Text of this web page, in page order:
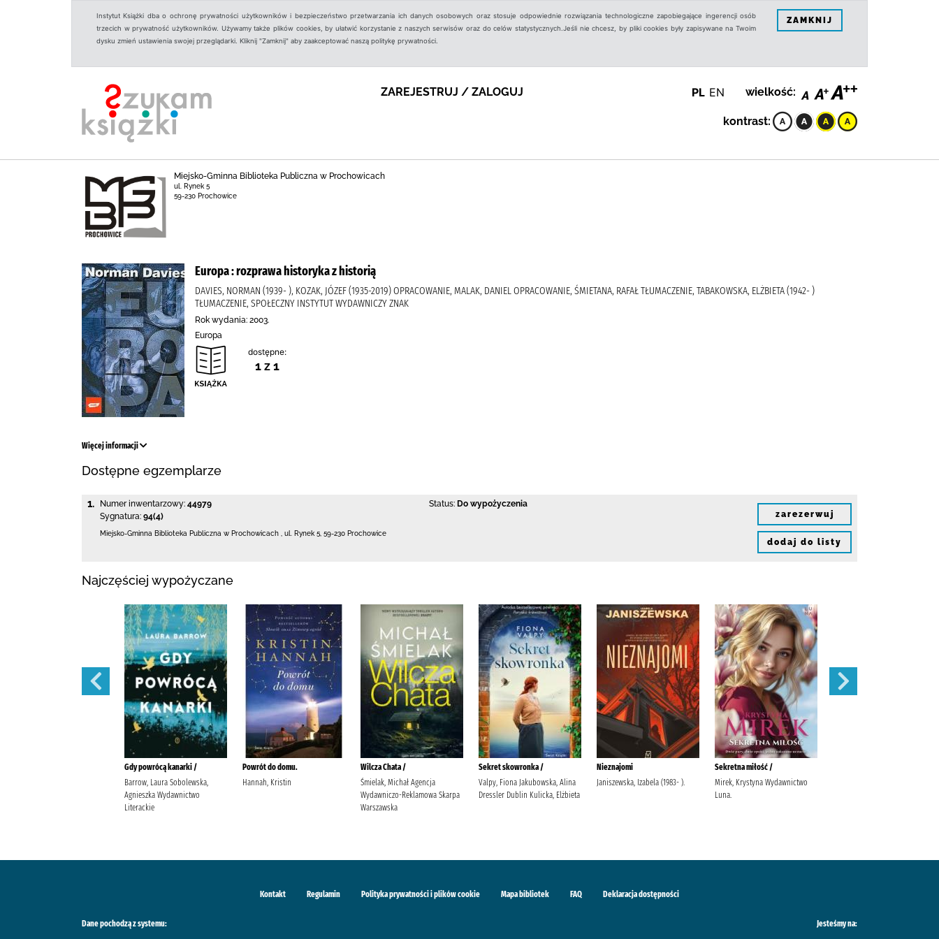
Instytut Książki dba o ochronę prywatności użytkowników i bezpieczeństwo przetwarzania ich danych osobowych oraz stosuje odpowiednie rozwiązania technologiczne zapobiegające ingerencji osób
trzecich w prywatność użytkowników. Używamy także plików cookies, by ułatwić korzystanie z naszych serwisów oraz do celów statystycznych.Jeśli nie chcesz, by pliki cookies były zapisywane na Twoim
dysku zmień ustawienia swojej przeglądarki. Kliknij "Zamknij" aby zaakceptować naszą politykę prywatności.
ZAMKNIJ
ZAREJESTRUJ / ZALOGUJ PL EN wielkość:
kontrast:
Miejsko-Gminna Biblioteka Publiczna w Prochowicach
ul. Rynek 5
59-230 Prochowice
Europa : rozprawa historyka z historią
DAVIES, NORMAN (1939- ), KOZAK, JÓZEF (1935-2019) OPRACOWANIE, MALAK, DANIEL OPRACOWANIE, ŚMIETANA, RAFAŁ TŁUMACZENIE, TABAKOWSKA, ELŻBIETA (1942- )
TŁUMACZENIE, SPOŁECZNY INSTYTUT WYDAWNICZY ZNAK
Rok wydania: 2003.
Europa
dostępne:
1 z 1
Więcej informacji
Dostępne egzemplarze
1. Numer inwentarzowy: 44979
Sygnatura: 94(4)
Status: Do wypożyczenia
Miejsko-Gminna Biblioteka Publiczna w Prochowicach ul. Rynek 5 59-230 Prochowice
zarezerwuj
dodaj do listy
Najczęściej wypożyczane
Gdy powrócą kanarki /
Barrow, Laura Sobolewska,
Agnieszka Wydawnictwo
Literackie
Powrót do domu.
Hannah, Kristin
Wilcza Chata /
Śmielak, Michał Agencja
Wydawniczo-Reklamowa Skarpa
Warszawska
Sekret skowronka /
Valpy, Fiona Jakubowska, Alina
Dressler Dublin Kulicka, Elżbieta
Nieznajomi
Janiszewska, Izabela (1983- ).
Sekretna miłość /
Mirek, Krystyna Wydawnictwo
Luna.
Kontakt Regulamin Polityka prywatności i plików cookie Mapa bibliotek FAQ Deklaracja dostępności
Dane pochodzą z systemu: Jesteśmy na: